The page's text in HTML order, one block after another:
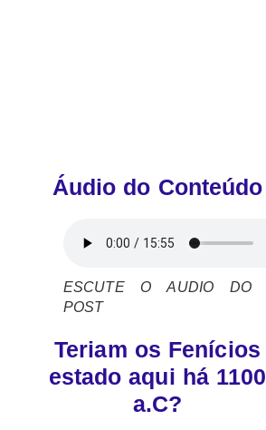
Áudio do Conteúdo
ESCUTE O AUDIO DO
POST
Teriam os Fenícios
estado aqui há 1100
a.C?